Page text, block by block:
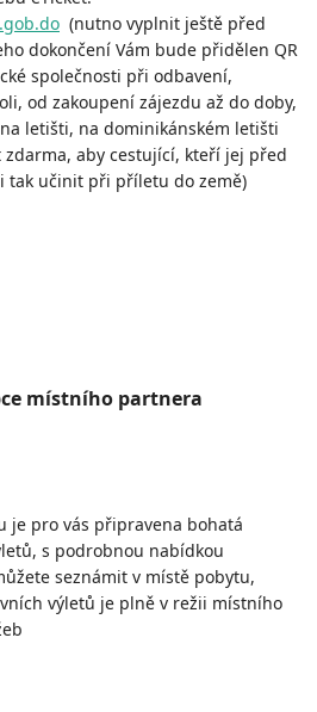
(nutno vyplnit ještě před
dokončení Vám bude přidělen QR
společnosti při odbavení,
od zakoupení zájezdu až do doby,
letišti, na dominikánském letišti
aby cestující, kteří jej před
tak učinit při příletu do země)
místního partnera
je pro vás připravena bohatá
s podrobnou nabídkou
seznámit v místě pobytu,
výletů je plně v režii místního